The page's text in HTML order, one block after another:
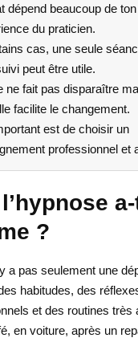
dépend beaucoup de
du praticien.
cas, une seule
peut être utile.
ne fait pas disparaître
facilite le changement.
est de choisir un
professionnel et
?
a pas seulement une
habitudes, des
et des routines très
en voiture, après un